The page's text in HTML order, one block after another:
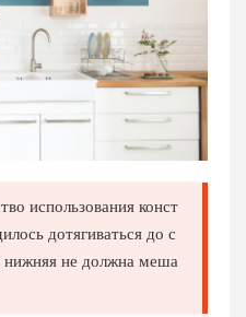
использования конст
дотягиваться до с
нижняя не должна меша